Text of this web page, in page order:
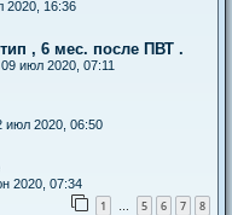
2020, 16:36
, 6 мес. после ПВТ .
09 июл 2020, 07:11
июл 2020, 06:50
2020, 07:34
1 … 5 6 7 8